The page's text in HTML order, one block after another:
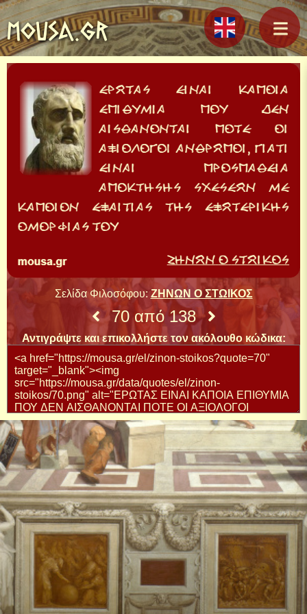
MOUSA.GR
Σελίδα Φιλοσόφου:ΖΗΝΩΝ Ο ΣΤΩΙΚΟΣ
70 από 138
Αντιγράψτε και επικολλήστε τον ακόλουθο κώδικα: